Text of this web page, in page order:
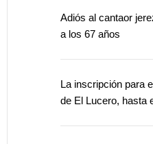
Adiós al cantaor
a los 67 años
La inscripción para
de El Lucero, hasta